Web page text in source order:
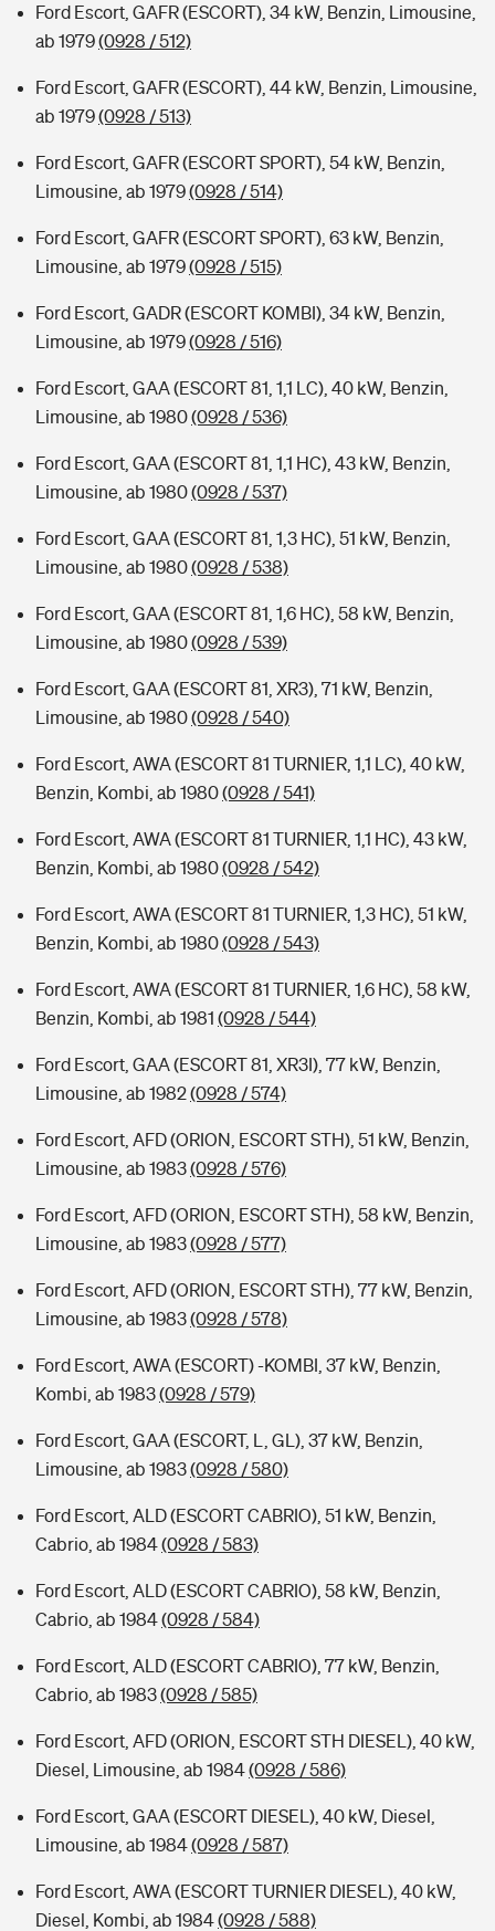
Ford Escort, GAFR (ESCORT), 34 kW, Benzin, Limousine,
ab 1979(0928 / 512)
Ford Escort, GAFR (ESCORT), 44 kW, Benzin, Limousine,
ab 1979(0928 / 513)
Ford Escort, GAFR (ESCORT SPORT), 54 kW, Benzin,
Limousine, ab 1979(0928 / 514)
Ford Escort, GAFR (ESCORT SPORT), 63 kW, Benzin,
Limousine, ab 1979(0928 / 515)
Ford Escort, GADR (ESCORT KOMBI), 34 kW, Benzin,
Limousine, ab 1979(0928 / 516)
Ford Escort, GAA (ESCORT 81, 1,1 LC), 40 kW, Benzin,
Limousine, ab 1980(0928 / 536)
Ford Escort, GAA (ESCORT 81, 1,1 HC), 43 kW, Benzin,
Limousine, ab 1980(0928 / 537)
Ford Escort, GAA (ESCORT 81, 1,3 HC), 51 kW, Benzin,
Limousine, ab 1980(0928 / 538)
Ford Escort, GAA (ESCORT 81, 1,6 HC), 58 kW, Benzin,
Limousine, ab 1980(0928 / 539)
Ford Escort, GAA (ESCORT 81, XR3), 71 kW, Benzin,
Limousine, ab 1980(0928 / 540)
Ford Escort, AWA (ESCORT 81 TURNIER, 1,1 LC), 40 kW,
Benzin, Kombi, ab 1980(0928 / 541)
Ford Escort, AWA (ESCORT 81 TURNIER, 1,1 HC), 43 kW,
Benzin, Kombi, ab 1980(0928 / 542)
Ford Escort, AWA (ESCORT 81 TURNIER, 1,3 HC), 51 kW,
Benzin, Kombi, ab 1980(0928 / 543)
Ford Escort, AWA (ESCORT 81 TURNIER, 1,6 HC), 58 kW,
Benzin, Kombi, ab 1981 (0928 / 544)
Ford Escort, GAA (ESCORT 81, XR3I), 77 kW, Benzin,
Limousine, ab 1982(0928 / 574)
Ford Escort, AFD (ORION, ESCORT STH), 51 kW, Benzin,
Limousine, ab 1983(0928 / 576)
Ford Escort, AFD (ORION, ESCORT STH), 58 kW, Benzin,
Limousine, ab 1983(0928 / 577)
Ford Escort, AFD (ORION, ESCORT STH), 77 kW, Benzin,
Limousine, ab 1983(0928 / 578)
Ford Escort, AWA (ESCORT) -KOMBI, 37 kW, Benzin,
Kombi, ab 1983(0928 / 579)
Ford Escort, GAA (ESCORT, L, GL), 37 kW, Benzin,
Limousine, ab 1983(0928 / 580)
Ford Escort, ALD (ESCORT CABRIO), 51 kW, Benzin,
Cabrio, ab 1984(0928 / 583)
Ford Escort, ALD (ESCORT CABRIO), 58 kW, Benzin,
Cabrio, ab 1984(0928 / 584)
Ford Escort, ALD (ESCORT CABRIO), 77 kW, Benzin,
Cabrio, ab 1983(0928 / 585)
Ford Escort, AFD (ORION, ESCORT STH DIESEL), 40 kW,
Diesel, Limousine, ab 1984(0928 / 586)
Ford Escort, GAA (ESCORT DIESEL), 40 kW, Diesel,
Limousine, ab 1984(0928 / 587)
Ford Escort, AWA (ESCORT TURNIER DIESEL), 40 kW,
Diesel, Kombi, ab 1984(0928 / 588)